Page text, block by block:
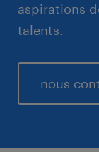
aspirations
talents.
nous